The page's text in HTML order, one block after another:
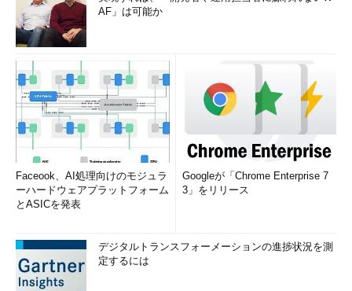
AF」は可能か
Faceook、AI処理向けのモジュラ
ーハードウェアプラットフォーム
とASICを発表
Googleが「Chrome Enterprise 7
3」をリリース
デジタルトランスフォーメーションの進捗状況を測
定するには